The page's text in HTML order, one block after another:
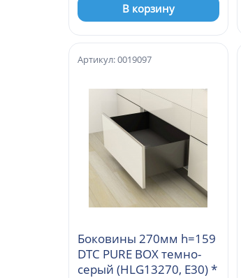
В корзину
Боковины 270мм h=159
DTC PURE BOX темно-
серый (HLG13270, E30) *
Артикул: 0019097